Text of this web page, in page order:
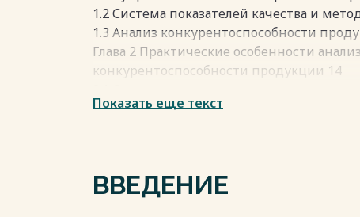
1.2 Система показателей качества и
1.3 Анализ конкурентоспособности
Глава 2 Практические особенности
конкурентоспособности продукции 14
«Проконсим» 14
Приложение 1
Приложение 2
Показать еще текст
ВВЕДЕНИЕ